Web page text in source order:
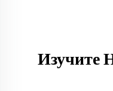
Изучите